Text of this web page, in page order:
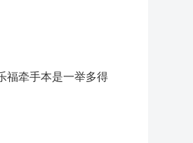
福牵手本是一举多得